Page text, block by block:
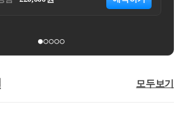
모두보기